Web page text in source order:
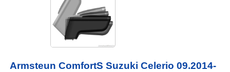
Armsteun ComfortS Suzuki Celerio 09.2014-